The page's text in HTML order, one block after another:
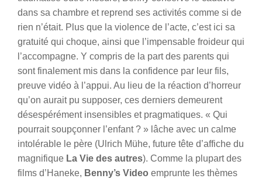
dans sa chambre et reprend ses activités comme si de
rien n’était. Plus que la violence de l’acte, c’est ici sa
gratuité qui choque, ainsi que l’impensable froideur qui
l’accompagne. Y compris de la part des parents qui
sont finalement mis dans la confidence par leur fils,
preuve vidéo à l’appui. Au lieu de la réaction d’horreur
qu’on aurait pu supposer, ces derniers demeurent
désespérément insensibles et pragmatiques. « Qui
pourrait soupçonner l’enfant ? » lâche avec un calme
intolérable le père (Ulrich Mühe, future tête d’affiche du
magnifique La Vie des autres). Comme la plupart des
films d’Haneke, Benny’s Video emprunte les thèmes